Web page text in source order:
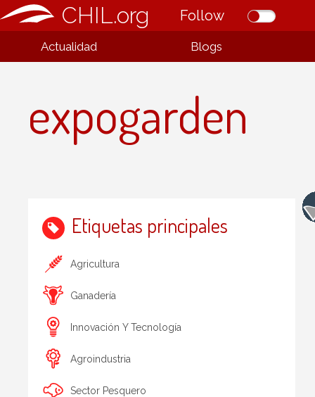
CHIL.org Follow
Actualidad Blogs
expogarden
Etiquetas principales
Agricultura
Ganadería
Innovación Y Tecnología
Agroindustria
Sector Pesquero